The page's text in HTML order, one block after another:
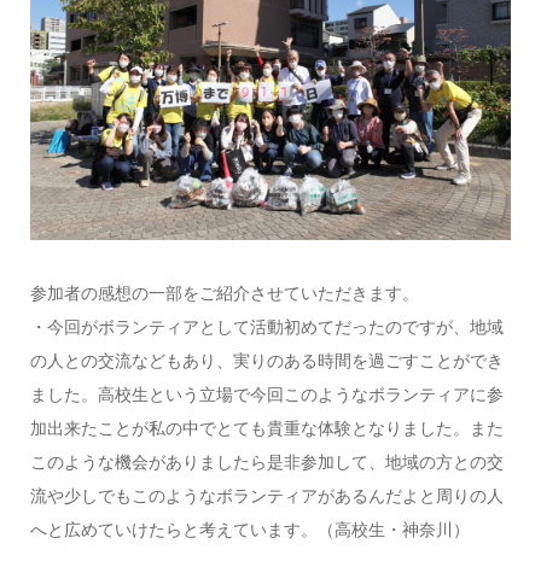
参加者の感想の一部をご紹介させていただきます。
・今回がボランティアとして活動初めてだったのですが、地域
の人との交流などもあり、実りのある時間を過ごすことができ
ました。高校生という立場で今回このようなボランティアに参
加出来たことが私の中でとても貴重な体験となりました。また
このような機会がありましたら是非参加して、地域の方との交
流や少しでもこのようなボランティアがあるんだよと周りの人
へと広めていけたらと考えています。（高校生・神奈川）